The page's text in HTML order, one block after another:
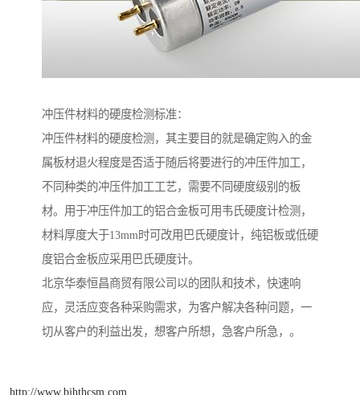
冲压件材料的硬度检测标准：
冲压件材料的硬度检测，其主要目的就是确定购入的金
属板材退火程度是否适于随后将要进行的冲压件加工，
不同种类的冲压件加工工艺，需要不同硬度级别的板
材。用于冲压件加工的铝合金板可用韦氏硬度计检测，
材料厚度大于13mm时可改用巴氏硬度计，纯铝板或低硬
度铝合金板应采用巴氏硬度计。
北京华泰恒昌商贸有限公司以的团队和技术，快速响
应，灵活应变各种采购需求，为客户解决各种问题，一
切从客户的利益出发，想客户所想，急客户所急，。
http://www.bjhthcsm.com